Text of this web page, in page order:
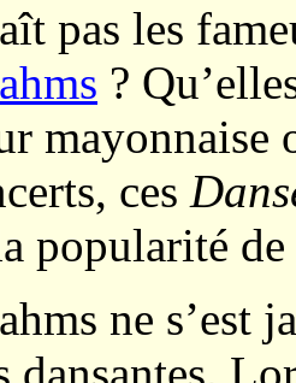
pas les
?
mayonnaise
ces
popularité
ne s’est
dansantes.